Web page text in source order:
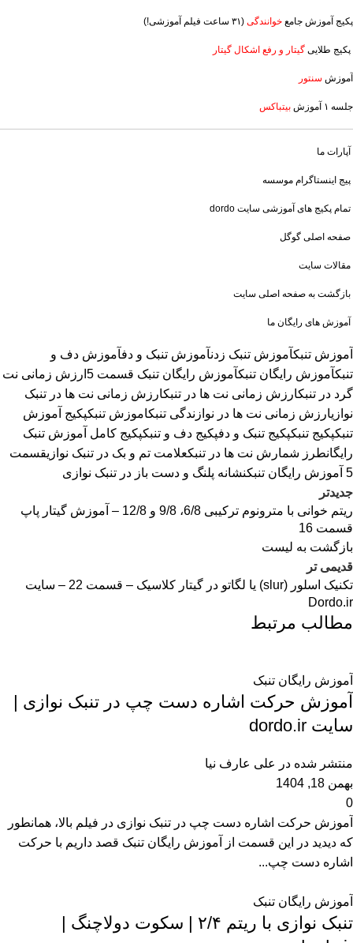
پکیج آموزش جامع خوانندگی (۳۱ ساعت فیلم آموزشی!)
پکیج طلایی گیتار و رفع اشکال گیتار
آموزش سنتور
جلسه ۱ آموزش بیتباکس
آپارات ما
پیج اینستاگرام موسسه
تمام پکیج های آموزشی سایت dordo
صفحه اصلی گوگل
مقالات سایت
بازگشت به صفحه اصلی سایت
آموزش های رایگان ما
آموزش تنبکآموزش تنبک زدنآموزش تنبک و دفآموزش دف و
تنبکآموزش رایگان تنبکآموزش رایگان تنبک قسمت 5
ارزش زمانی نت
گرد در تنبکارزش زمانی نت ها در تنبکارزش زمانی نت ها در تنبک
نوازیارزش زمانی نت ها در نوازندگی تنبکاموزش تنبکپکیج آموزش
تنبکپکیج تنبکپکیج تنبک و دفپکیج دف و تنبکپکیج کامل آموزش تنبک
رایگانطرز شمارش نت ها در تنبکعلامت تم و بک در تنبک نوازیقسمت
5 آموزش رایگان تنبک
نشانه پلنگ و دست باز در تنبک نوازی
جدیدتر
ریتم خوانی با مترونوم ترکیبی 6/8، 9/8 و 12/8 – آموزش گیتار پاپ
قسمت 16
بازگشت به لیست
قدیمی تر
تکنیک اسلور (slur) یا لگاتو در گیتار کلاسیک – قسمت 22 – سایت
Dordo.ir
مطالب مرتبط
آموزش رایگان تنبک
آموزش حرکت اشاره دست چپ در تنبک نوازی |
سایت dordo.ir
منتشر شده در
علی عارف نیا
بهمن 18, 1404
0
آموزش حرکت اشاره دست چپ در تنبک نوازی در فیلم بالا، همانطور
که دیدید در این قسمت از آموزش رایگان تنبک قصد داریم با حرکت
اشاره دست چپ...
آموزش رایگان تنبک
تنبک نوازی با ریتم ۲/۴ | سکوت دولاچنگ |